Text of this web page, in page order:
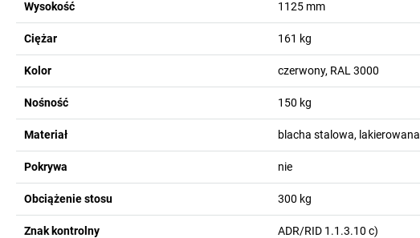
Wysokość 1125 mm
Ciężar 161 kg
Kolor czerwony, RAL 3000
Nośność 150 kg
Materiał blacha stalowa, lakierowana
Pokrywa nie
Obciążenie stosu 300 kg
Znak kontrolny ADR/RID 1.1.3.10 c)